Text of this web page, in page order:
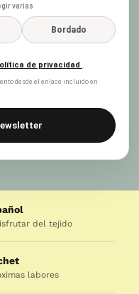
varias
Bordado
de privacidad .
desde el enlace incluido en
del tejido
labores